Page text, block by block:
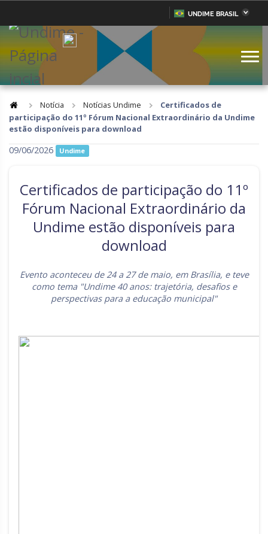
PARA
CONTEÚDO
UNDIME BRASIL
Amazonas
Bahia Ceará
Goiás Maranhão
Paraíba Pernambuco
Piauí Paraná
Rio de Janeiro Rio Grande do Norte
Rio Grande do Sul Sergipe
Santa Catarina São Paulo
Notícia Notícias Undime
Certificados de
participação do 11º Fórum Nacional Extraordinário da Undime
estão disponíveis para download
09/06/2026 Undime
Certificados de participação do 11º
Fórum Nacional Extraordinário da
Undime estão disponíveis para
download
Evento aconteceu de 24 a 27 de maio, em Brasília, e teve
como tema "Undime 40 anos: trajetória, desafios e
perspectivas para a educação municipal"